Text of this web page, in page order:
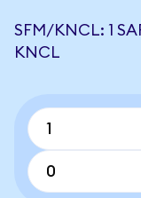
SFM/KNCL: 1
KNCL